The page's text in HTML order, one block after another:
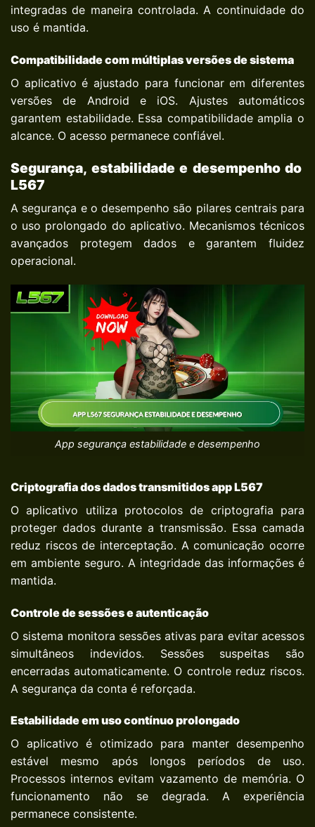
integradas de maneira controlada. A continuidade do
uso é mantida.
Compatibilidade com múltiplas versões de sistema
O aplicativo é ajustado para funcionar em diferentes
versões de Android e iOS. Ajustes automáticos
garantem estabilidade. Essa compatibilidade amplia o
alcance. O acesso permanece confiável.
Segurança, estabilidade e desempenho do
L567
A segurança e o desempenho são pilares centrais para
o uso prolongado do aplicativo. Mecanismos técnicos
avançados protegem dados e garantem fluidez
operacional.
App segurança estabilidade e desempenho
Criptografia dos dados transmitidosapp L567
O aplicativo utiliza protocolos de criptografia para
proteger dados durante a transmissão. Essa camada
reduz riscos de interceptação. A comunicação ocorre
em ambiente seguro. A integridade das informações é
mantida.
Controle de sessões e autenticação
O sistema monitora sessões ativas para evitar acessos
simultâneos indevidos. Sessões suspeitas são
encerradas automaticamente. O controle reduz riscos.
A segurança da conta é reforçada.
Estabilidade em uso contínuo prolongado
O aplicativo é otimizado para manter desempenho
estável mesmo após longos períodos de uso.
Processos internos evitam vazamento de memória. O
funcionamento não se degrada. A experiência
permanece consistente.